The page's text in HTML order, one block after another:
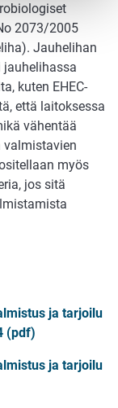
2073/2005
Jauhelihan
jauhelihassa
kuten EHEC-
että laitoksessa
vähentää
valmistavien
myös
jos sitä
ja tarjoilu
(pdf)
ja tarjoilu